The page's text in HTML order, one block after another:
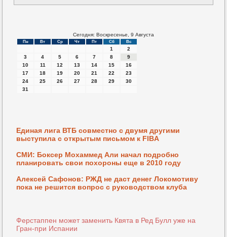
Сегодня: Воскресенье, 9 Августа
Пн Вт Ср Чт Пт Сб Вс
1
2
3
4 5 6 7 8
9
10
11 12 13 14 15
16
17
18 19 20 21 22
23
24
25 26 27 28 29
30
31
Единая лига ВТБ совместно с двумя другими
выступила с открытым письмом к FIBA
СМИ: Боксер Мохаммед Али начал подробно
планировать свои похороны еще в 2010 году
Алексей Сафонов: РЖД не даст денег Локомотиву
пока не решится вопрос с руководством клуба
Ферстаппен может заменить Квята в Ред Булл уже на
Гран-при Испании